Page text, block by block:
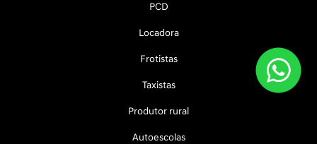
PCD
Locadora
Frotistas
Taxistas
Produtor rural
Autoescolas